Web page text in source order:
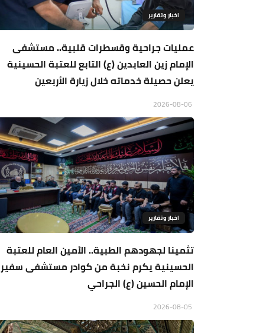
اخبار وتقارير
عمليات جراحية وقسطرات قلبية.. مستشفى
الإمام زين العابدين (ع) التابع للعتبة الحسينية
يعلن حصيلة خدماته خلال زيارة الأربعين
اخبار وتقارير
تثمينا لجهودهم الطبية.. الأمين العام للعتبة
الحسينية يكرم نخبة من كوادر مستشفى سفير
الإمام الحسين (ع) الجراحي